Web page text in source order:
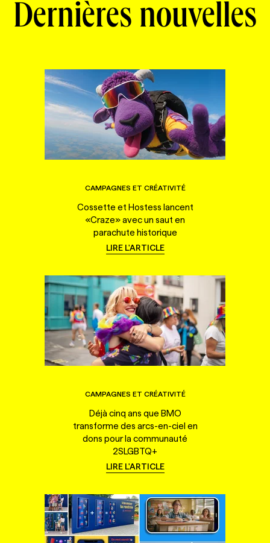
Dernières nouvelles
CAMPAGNES ET CRÉATIVITÉ
Cossette et Hostess lancent
«Craze» avec un saut en
parachute historique
LIRE L'ARTICLE
CAMPAGNES ET CRÉATIVITÉ
Déjà cinq ans que BMO
transforme des arcs-en-ciel en
dons pour la communauté
2SLGBTQ+
LIRE L'ARTICLE